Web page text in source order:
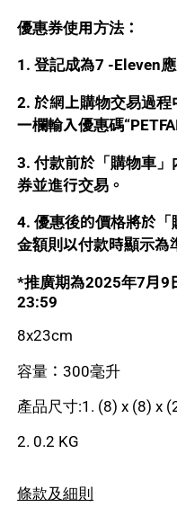
優惠券使用方法：
1. 登記成為7 -Eleven
2. 於網上購物交易過程
一欄輸入優惠碼
3. 付款前於「購物車
券並進行交易。
4. 優惠後的價格將於
金額則以付款時顯示為
*推廣期為2025年7月9
23:59
8x23cm
容量：300毫升
產品尺寸:1. (8) x (8) x
2. 0.2 KG
條款及細則